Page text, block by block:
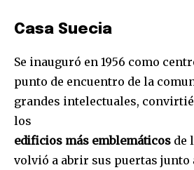
Casa Suecia
Se inauguró en 1956 como
punto de encuentro de la
grandes intelectuales,
los
edificios más emblemáticos de
volvió a abrir sus puertas junto